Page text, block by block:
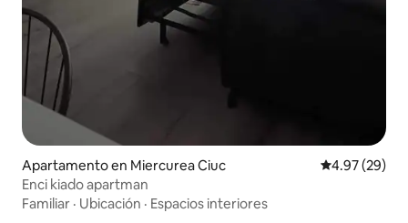
Apartamento en Miercurea Ciuc Calificación
4.97 (29)
Enci kiado apartman
Familiar · Ubicación · Espacios interiores